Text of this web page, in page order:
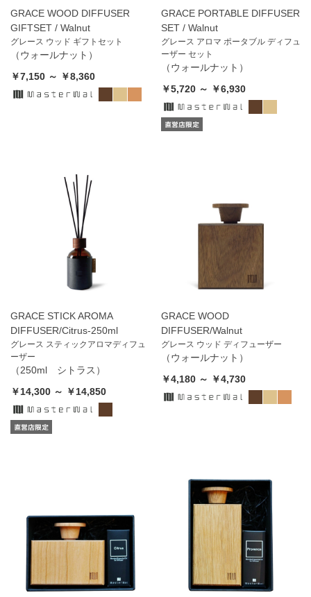
GRACE WOOD DIFFUSER
GIFTSET / Walnut
グレース ウッド ギフトセット
（ウォールナット）
￥7,150 ～ ￥8,360
GRACE PORTABLE DIFFUSER
SET / Walnut
グレース アロマ ポータブル ディフュ
ーザー セット
（ウォールナット）
￥5,720 ～ ￥6,930
GRACE STICK AROMA
DIFFUSER/Citrus-250ml
グレース スティックアロマディフュ
ーザー
（250ml シトラス）
￥14,300 ～ ￥14,850
GRACE WOOD
DIFFUSER/Walnut
グレース ウッド ディフューザー
（ウォールナット）
￥4,180 ～ ￥4,730